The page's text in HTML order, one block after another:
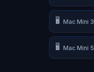
🖥️ Mac Mini 3
🖥️ Mac Mini 5